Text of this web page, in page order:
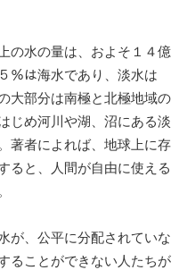
の水の量は、およそ１４億
％は海水であり、淡水は
大部分は南極と北極地域の
じめ河川や湖、沼にある淡
著者によれば、地球上に存
ると、人間が自由に使える
が、公平に分配されていな
ることができない人たちが